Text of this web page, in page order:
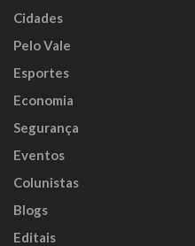
Cidades
Pelo Vale
Esportes
Economia
Segurança
Eventos
Colunistas
Blogs
Editais